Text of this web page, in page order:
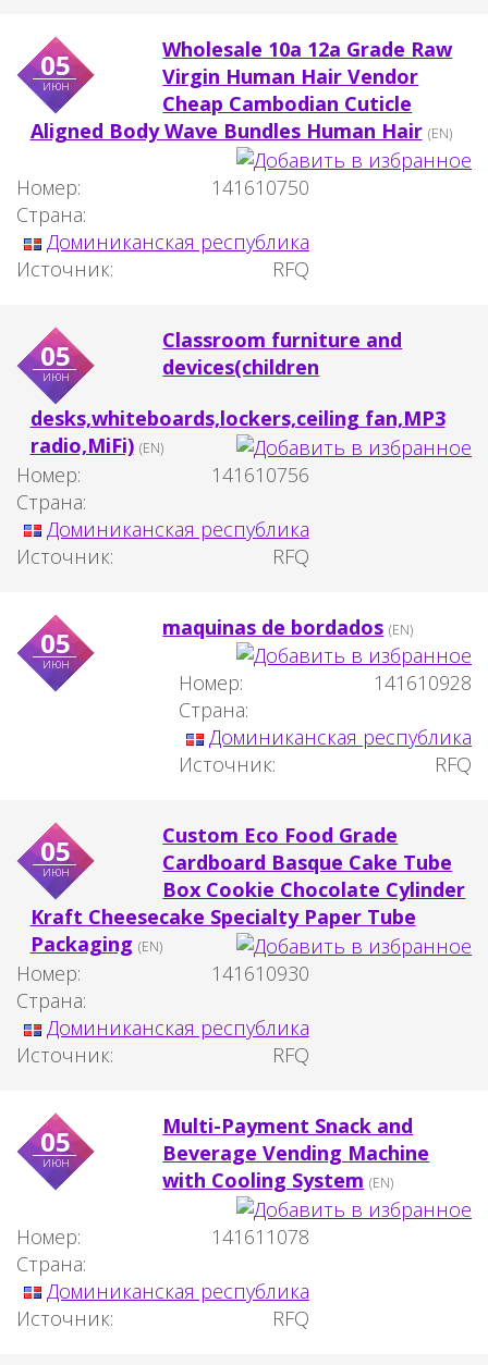
05
июн
Wholesale 10a 12a Grade Raw
Virgin Human Hair Vendor
Cheap Cambodian Cuticle
Aligned Body Wave Bundles Human Hair (EN)
Номер:
141610750
Страна:
Доминиканская республика
Источник:
RFQ
05
июн
Classroom furniture and
devices(children
desks,whiteboards,lockers,ceiling fan,MP3
radio,MiFi) (EN)
Номер:
141610756
Страна:
Доминиканская республика
Источник:
RFQ
05
июн
maquinas de bordados (EN)
Номер:
141610928
Страна:
Доминиканская республика
Источник:
RFQ
05
июн
Custom Eco Food Grade
Cardboard Basque Cake Tube
Box Cookie Chocolate Cylinder
Kraft Cheesecake Specialty Paper Tube
Packaging (EN)
Номер:
141610930
Страна:
Доминиканская республика
Источник:
RFQ
05
июн
Multi-Payment Snack and
Beverage Vending Machine
with Cooling System (EN)
Номер:
141611078
Страна:
Доминиканская республика
Источник:
RFQ